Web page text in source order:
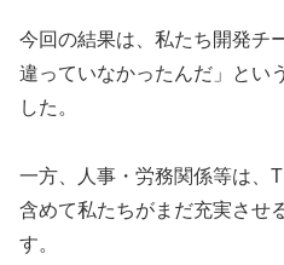
今回の結果は、私たち開発チ
違っていなかったんだ」とい
した。
一方、人事・労務関係等は、
含めて私たちがまだ充実させ
す。